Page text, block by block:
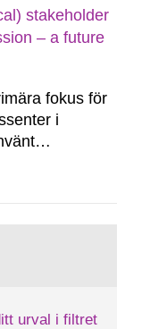
stakeholder
– a future
fokus för
i
kring den
urval i filtret